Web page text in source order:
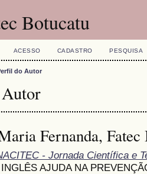
Botucatu
ACESSO CADASTRO PESQUISA
do Autor
Fernanda,
- Jornada Científica e
AJUDA NA